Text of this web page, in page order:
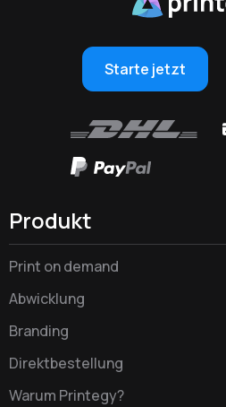
Starte jetzt
Produkt
Print on demand
Abwicklung
Branding
Direktbestellung
Warum Printegy?